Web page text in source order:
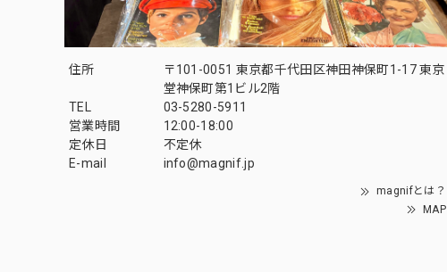
住所
〒101-0051 東京都千代田区神田神保町1-17 東京
堂神保町第1ビル2階
TEL
03-5280-5911
営業時間
12:00-18:00
定休日
不定休
E-mail
info@magnif.jp
magnifとは？
MAP